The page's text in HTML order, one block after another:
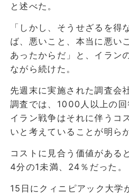
と述べた。
「しかし、そうせざるを得
ば、悪いこと、本当に悪い
あったからだ」と、イラン
ながら続けた。
先週末に実施された調査会
調査では、1000人以上の回
イラン戦争はそれに伴うコ
いと考えていることが明ら
コストに見合う価値がある
4分の1未満、24％だった。
15日にクィニピアック大学